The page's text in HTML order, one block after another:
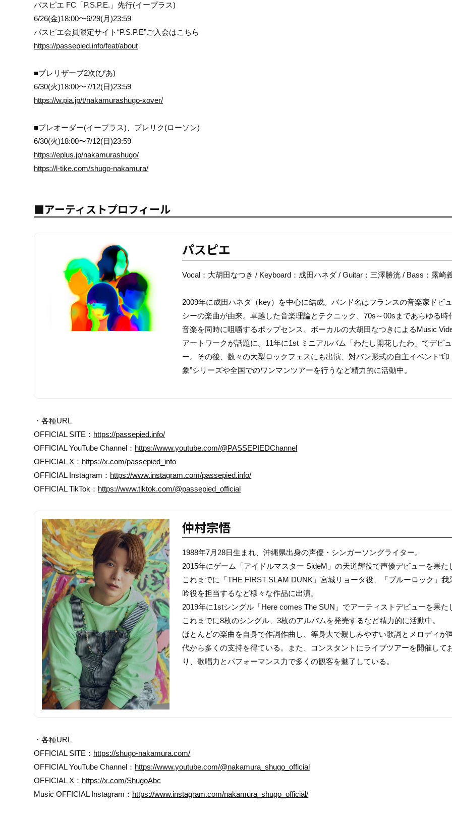
パスピエ FC「P.S.P.E.」先行(イープラス)
6/26(金)18:00〜6/29(月)23:59
パスピエ会員限定サイト“P.S.P.E”ご入会はこちら
https://passepied.info/feat/about
■プレリザーブ2次(ぴあ)
6/30(火)18:00〜7/12(日)23:59
https://w.pia.jp/t/nakamurashugo-xover/
■プレオーダー(イープラス)、プレリク(ローソン)
6/30(火)18:00〜7/12(日)23:59
https://eplus.jp/nakamurashugo/
https://l-tike.com/shugo-nakamura/
■アーティストプロフィール
パスピエ
Vocal：大胡田なつき / Keyboard：成田ハネダ / Guitar：三澤勝洸 / Bass：露崎
2009年に成田ハネダ（key）を中心に結成。バンド名はフランスの音楽家ドビ
シーの楽曲が由来。卓越した音楽理論とテクニック、70s～00sまであらゆる時
音楽を同時に咀嚼するポップセンス、ボーカルの大胡田なつきによるMusic
アートワークが話題に。11年に1st ミニアルバム「わたし開花したわ」でデビュ
ー。その後、数々の大型ロックフェスにも出演、対バン形式の自主イベント“印
象”シリーズや全国でのワンマンツアーを行うなど精力的に活動中。
・各種URL
OFFICIAL SITE： https://passepied.info/
OFFICIAL YouTube Channel： https://www.youtube.com/@PASSEPIEDChannel
OFFICIAL X： https://x.com/passepied_info
OFFICIAL Instagram： https://www.instagram.com/passepied.info/
OFFICIAL TikTok： https://www.tiktok.com/@passepied_official
仲村宗悟
1988年7月28日生まれ、沖縄県出身の声優・シンガーソングライター。
2015年にゲーム「アイドルマスター SideM」の天道輝役で声優デビューを果た
これまでに「THE FIRST SLAM DUNK」宮城リョータ役、「ブルーロック」我
吟役を担当するなど様々な作品に出演。
2019年に1stシングル「Here comes The SUN」でアーティストデビューを果た
これまでに8枚のシングル、3枚のアルバムを発売するなど精力的に活動中。
ほとんどの楽曲を自身で作詞作曲し、等身大で親しみやすい歌詞とメロディが
代から多くの支持を得ている。また、コンスタントにライブツアーを開催して
り、歌唱力とパフォーマンス力で多くの観客を魅了している。
・各種URL
OFFICIAL SITE： https://shugo-nakamura.com/
OFFICIAL YouTube Channel： https://www.youtube.com/@nakamura_shugo_official
OFFICIAL X： https://x.com/ShugoAbc
Music OFFICIAL Instagram： https://www.instagram.com/nakamura_shugo_official/